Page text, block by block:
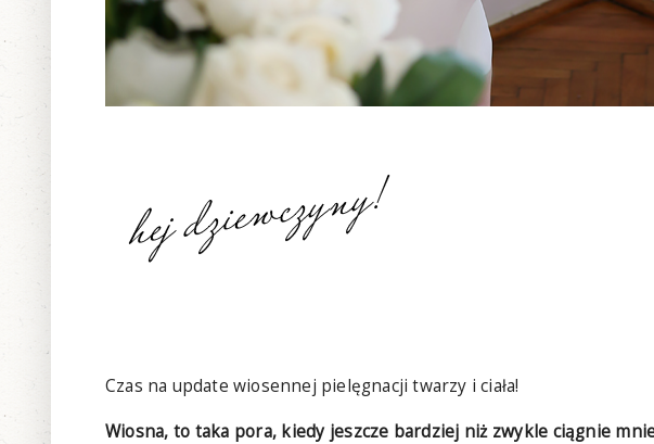
Czas na update wiosennej pielęgnacji twarzy i ciała!
Wiosna, to taka pora, kiedy jeszcze bardziej niż zwykle ciągnie